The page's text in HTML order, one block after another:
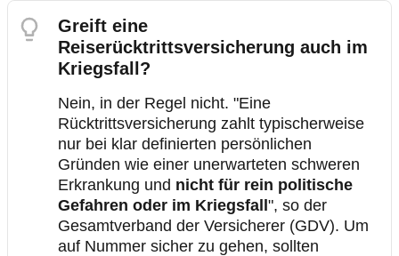
Greift eine
Reiserücktrittsversicherung auch im
Kriegsfall?
Nein, in der Regel nicht. "Eine
Rücktrittsversicherung zahlt typischerweise
nur bei klar definierten persönlichen
Gründen wie einer unerwarteten schweren
Erkrankung und nicht für rein politische
Gefahren oder im Kriegsfall ", so der
Gesamtverband der Versicherer (GDV). Um
auf Nummer sicher zu gehen, sollten